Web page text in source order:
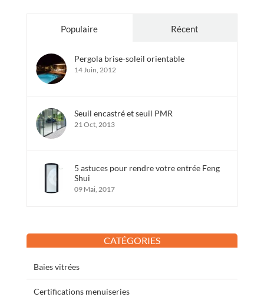
Populaire Récent
Pergola brise-soleil orientable
14 Juin, 2012
Seuil encastré et seuil PMR
21 Oct, 2013
5 astuces pour rendre votre entrée Feng
Shui
09 Mai, 2017
CATÉGORIES
Baies vitrées
Certifications menuiseries